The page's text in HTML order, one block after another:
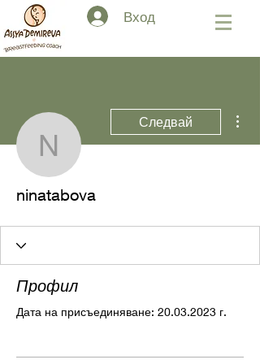
Вход
ninatabova
Следвай
ninatabova
Профил
Дата на присъединяване: 20.03.2023 г.